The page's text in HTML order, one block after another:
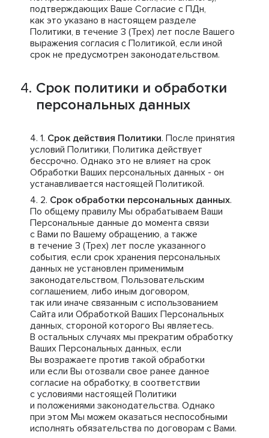
подтверждающих Ваше Согласие с ПДн,
как это указано в настоящем разделе
Политики, в течение 3 (Трех) лет после Вашего
выражения согласия с Политикой, если иной
срок не предусмотрен законодательством.
Срок политики и обработки
персональных данных
Срок действия Политики. После принятия
условий Политики, Политика действует
бессрочно. Однако это не влияет на срок
Обработки Ваших персональных данных - он
устанавливается настоящей Политикой.
Срок обработки персональных данных.
По общему правилу Мы обрабатываем Ваши
Персональные данные до момента связи
с Вами по Вашему обращению, а также
в течение 3 (Трех) лет после указанного
события, если срок хранения персональных
данных не установлен применимым
законодательством, Пользовательским
соглашением, либо иным договором,
так или иначе связанным с использованием
Сайта или Обработкой Ваших Персональных
данных, стороной которого Вы являетесь.
В остальных случаях мы прекратим обработку
Ваших Персональных данных, если
Вы возражаете против такой обработки
или если Вы отозвали свое ранее данное
согласие на обработку, в соответствии
с условиями настоящей Политики
и положениями законодательства. Однако
при этом Мы можем оказаться неспособными
исполнять обязательства по договорам с Вами.